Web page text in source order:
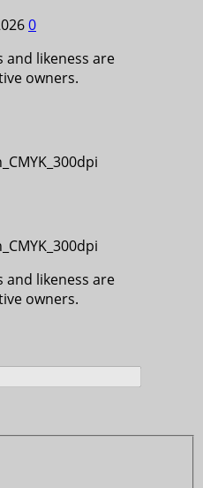
0
and likeness are
owners.
and likeness are
owners.